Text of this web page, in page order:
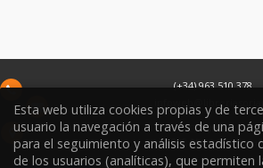
(+34) 963 510 378
C/ Xàtiva 15
46002 Valencia
Esta web utiliza cookies propias y de
usuario la navegación a través de una
para el seguimiento y análisis estadístico
de los usuarios (analíticas), que permiten